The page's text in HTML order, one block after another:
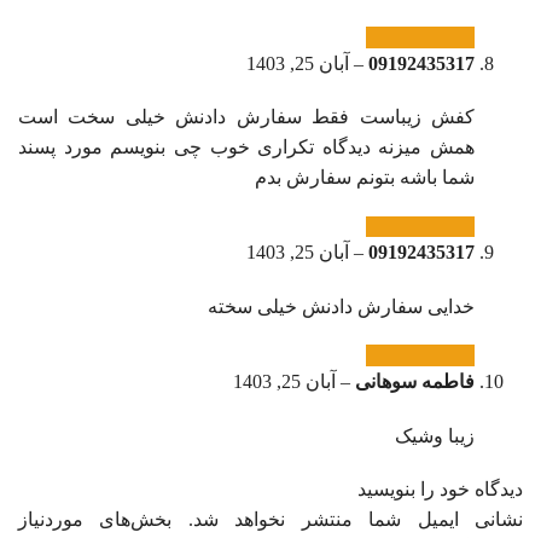
09192435317
– آبان 25, 1403
کفش زیباست فقط سفارش دادنش خیلی سخت است
همش میزنه دیدگاه تکراری خوب چی بنویسم مورد پسند
شما باشه بتونم سفارش بدم
09192435317
– آبان 25, 1403
خدایی سفارش دادنش خیلی سخته
فاطمه سوهانی – آبان 25, 1403
زیبا وشیک
دیدگاه خود را بنویسید
نشانی ایمیل شما منتشر نخواهد شد.
بخش‌های موردنیاز